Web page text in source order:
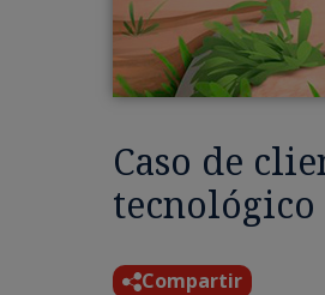
Caso de
Compartir